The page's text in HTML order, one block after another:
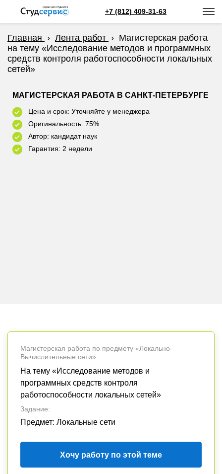
+7 (812) 409-31-63
Главная › Лента работ › Магистерская работа
на тему «Исследование методов и программных
средств контроля работоспособности локальных
сетей»
МАГИСТЕРСКАЯ РАБОТА В САНКТ-ПЕТЕРБУРГЕ
Цена и срок: Уточняйте у менеджера
Оригинальность: 75%
Автор: кандидат наук
Гарантия: 2 недели
Магистерская работа по предмету «Локально-
Вычислительные сети»
На тему «Исследование методов и
программных средств контроля
работоспособности локальных сетей»
Задание:
Предмет: Локальные сети
Хочу работу по этой теме